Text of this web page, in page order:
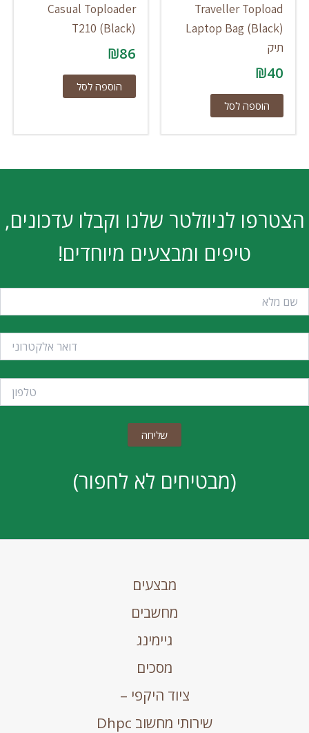
Traveller Topload
Laptop Bag (Black)
תיק
₪40
הוספה לסל
Casual Toploader
T210 (Black)
₪86
הוספה לסל
הצטרפו לניוזלטר שלנו וקבלו עדכונים,
טיפים ומבצעים מיוחדים!
(מבטיחים לא לחפור)
מבצעים
מחשבים
גיימינג
מסכים
ציוד היקפי –
שירותי מחשוב Dhpc